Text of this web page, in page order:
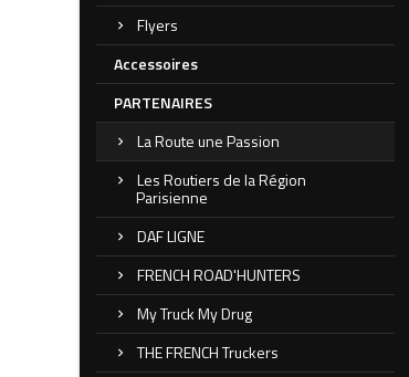
Flyers
Accessoires
PARTENAIRES
La Route une Passion
Les Routiers de la Région
Parisienne
DAF LIGNE
FRENCH ROAD'HUNTERS
My Truck My Drug
THE FRENCH Truckers